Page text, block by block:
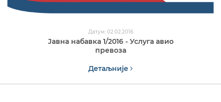
Датум: 02.02.2016
Јавна набавка 1/2016 - Услуга авио
превоза
Детаљније